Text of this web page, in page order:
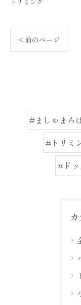
< 前のページ
#ましゅまろ
#トリミ
#ドッ